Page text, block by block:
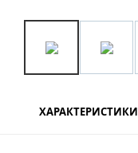
ХАРАКТЕРИСТИКИ